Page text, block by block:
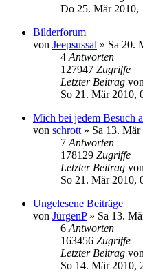
Do 25. Mär 2010,
Bilderforum
von Jeepsussal » Sa 20.
4 Antworten
127947 Zugriffe
Letzter Beitrag von
So 21. Mär 2010,
Mich bei jedem Besuch
von schrott » Sa 13. Mär
7 Antworten
178129 Zugriffe
Letzter Beitrag von
So 21. Mär 2010,
Ungelesene Beiträge
von JürgenP» Sa 13.
6 Antworten
163456 Zugriffe
Letzter Beitrag von
So 14. Mär 2010,